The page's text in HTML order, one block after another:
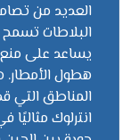
العديد من
البلاطات
يساعد على منع
هطول
المناطق التي
انترلوك